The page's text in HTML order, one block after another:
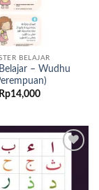
BELAJAR
– Wudhu
Rp14,000
Add to
wishlist